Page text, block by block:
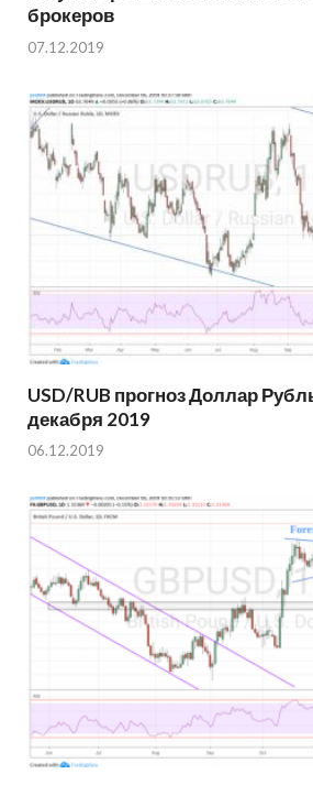
брокеров
07.12.2019
USD/RUB прогноз Доллар
декабря 2019
06.12.2019